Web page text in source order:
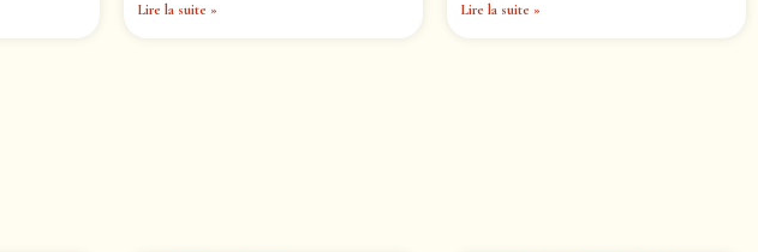
Lire la suite » Lire la suite »